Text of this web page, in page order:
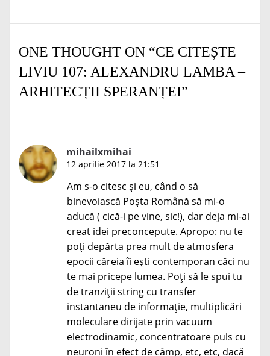
ONE THOUGHT ON “CE CITEȘTE
LIVIU 107: ALEXANDRU LAMBA –
ARHITECȚII SPERANȚEI”
mihailxmihai
12 aprilie 2017 la 21:51
Am s-o citesc și eu, când o să
binevoiască Poșta Română să mi-o
aducă ( cică-i pe vine, sic!), dar deja mi-ai
creat idei preconcepute. Apropo: nu te
poți depărta prea mult de atmosfera
epocii căreia îi ești contemporan căci nu
te mai pricepe lumea. Poți să le spui tu
de tranziții string cu transfer
instantaneu de informație, multiplicări
moleculare dirijate prin vacuum
electrodinamic, concentratoare puls cu
neuroni în efect de câmp, etc, etc, dacă